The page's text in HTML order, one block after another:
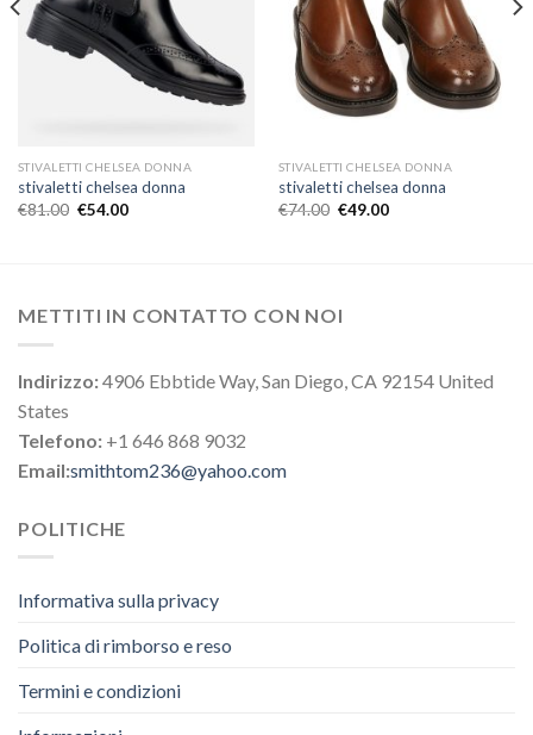
STIVALETTI CHELSEA DONNA
stivaletti chelsea donna
€81.00 €54.00
STIVALETTI CHELSEA DONNA
stivaletti chelsea donna
€74.00 €49.00
METTITI IN CONTATTO CON NOI
Indirizzo:4906 Ebbtide Way, San Diego, CA 92154 United
States
Telefono: +1 646 868 9032
Email:smithtom236@yahoo.com
POLITICHE
Informativa sulla privacy
Politica di rimborso e reso
Termini e condizioni